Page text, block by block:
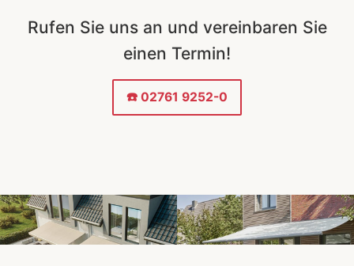
Rufen Sie uns an und vereinbaren Sie
einen Termin!
☎️ 02761 9252-0